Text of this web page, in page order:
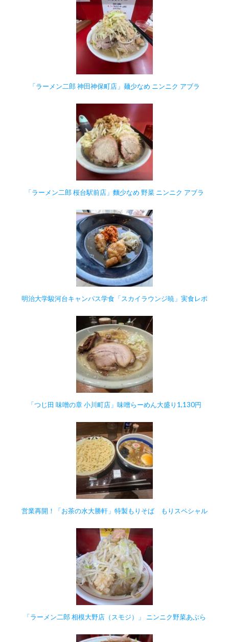
「ラーメン二郎 神田神保町店」麺少なめ ニンニク アブラ
「ラーメン二郎 桜台駅前店」麵少なめ 野菜 ニンニク アブラ
明治大学駿河台キャンパス学食「スカイラウンジ暁」実食レポ
「つじ田 味噌の章 小川町店」味噌らーめん大盛り1,130円
営業再開！「お茶の水大勝軒」特製もりそば もりスペシャル
「ラーメン二郎 相模大野店（スモジ）」 ニンニク野菜あぶら